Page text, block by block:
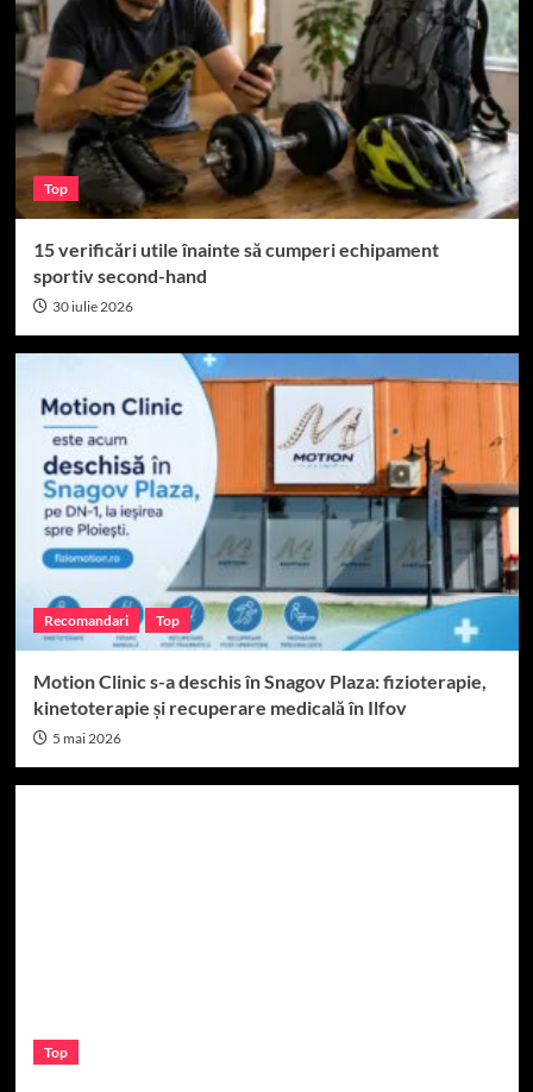
Top
15 verificări utile înainte să cumperi echipament
sportiv second-hand
30 iulie 2026
Recomandari Top
Motion Clinic s-a deschis în Snagov Plaza: fizioterapie,
kinetoterapie și recuperare medicală în Ilfov
5 mai 2026
Top